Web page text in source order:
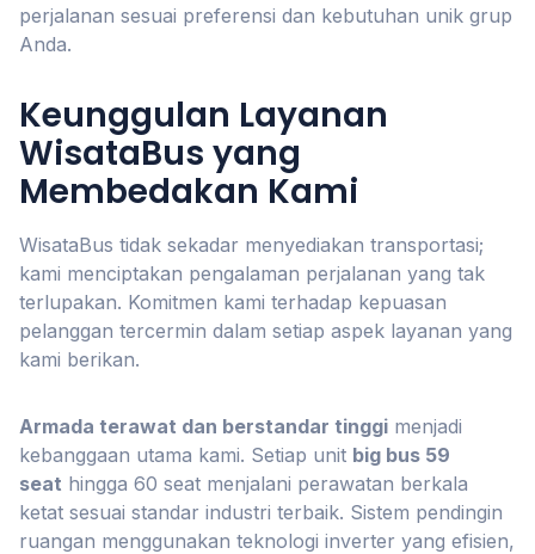
perjalanan sesuai preferensi dan kebutuhan unik grup
Anda.
Keunggulan Layanan
WisataBus yang
Membedakan Kami
WisataBus tidak sekadar menyediakan transportasi;
kami menciptakan pengalaman perjalanan yang tak
terlupakan. Komitmen kami terhadap kepuasan
pelanggan tercermin dalam setiap aspek layanan yang
kami berikan.
Armada terawat dan berstandar tinggi menjadi
kebanggaan utama kami. Setiap unit big bus 59
seat hingga 60 seat menjalani perawatan berkala
ketat sesuai standar industri terbaik. Sistem pendingin
ruangan menggunakan teknologi inverter yang efisien,